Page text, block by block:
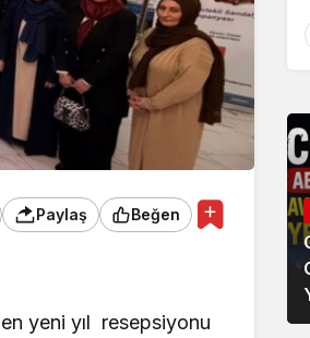
Paylaş Beğen
yeni yıl resepsiyonu